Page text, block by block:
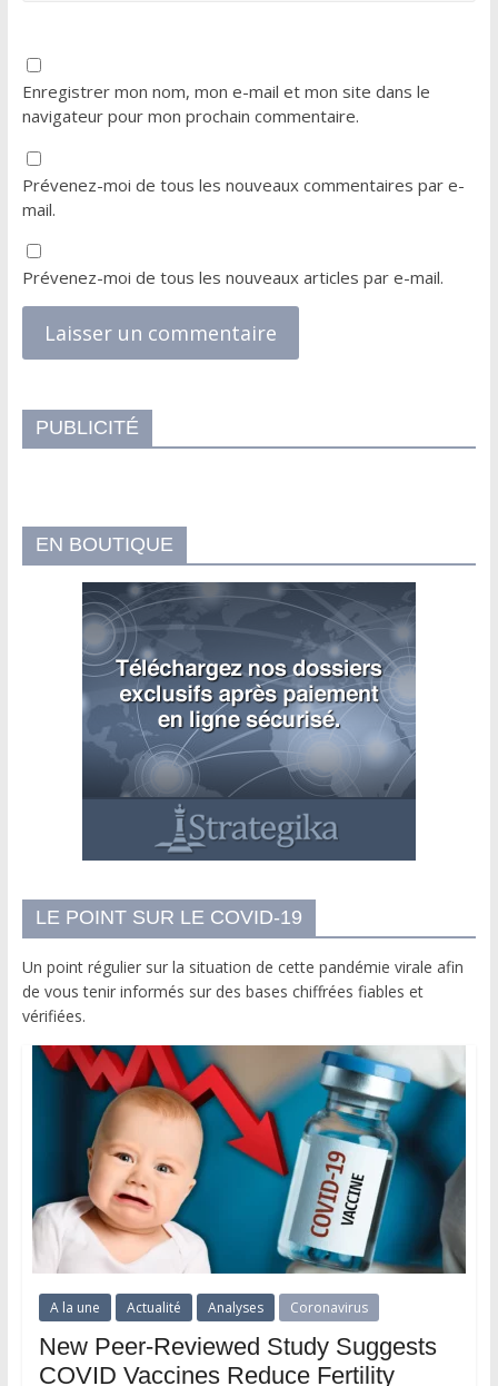
Enregistrer mon nom, mon e-mail et mon site dans le
navigateur pour mon prochain commentaire.
Prévenez-moi de tous les nouveaux commentaires par e-
mail.
Prévenez-moi de tous les nouveaux articles par e-mail.
PUBLICITÉ
EN BOUTIQUE
LE POINT SUR LE COVID-19
Un point régulier sur la situation de cette pandémie virale afin
de vous tenir informés sur des bases chiffrées fiables et
vérifiées.
A la une Actualité Analyses Coronavirus
New Peer-Reviewed Study Suggests
COVID Vaccines Reduce Fertility